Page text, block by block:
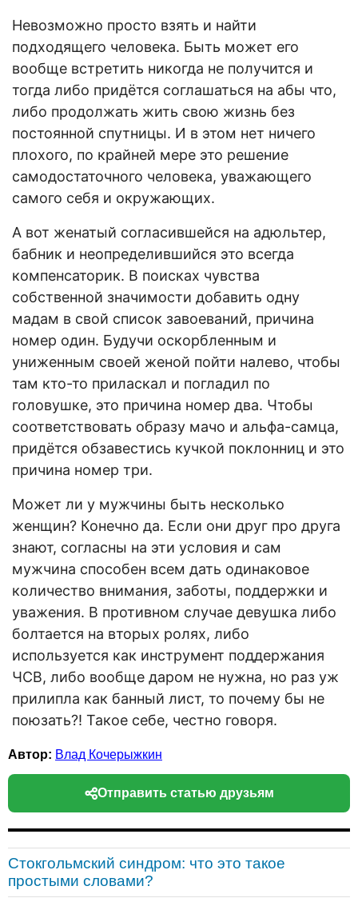
Невозможно просто взять и найти
подходящего человека. Быть может его
вообще встретить никогда не получится и
тогда либо придётся соглашаться на абы что,
либо продолжать жить свою жизнь без
постоянной спутницы. И в этом нет ничего
плохого, по крайней мере это решение
самодостаточного человека, уважающего
самого себя и окружающих.
А вот женатый согласившейся на адюльтер,
бабник и неопределившийся это всегда
компенсаторик. В поисках чувства
собственной значимости добавить одну
мадам в свой список завоеваний, причина
номер один. Будучи оскорбленным и
униженным своей женой пойти налево, чтобы
там кто-то приласкал и погладил по
головушке, это причина номер два. Чтобы
соответствовать образу мачо и альфа-самца,
придётся обзавестись кучкой поклонниц и это
причина номер три.
Может ли у мужчины быть несколько
женщин? Конечно да. Если они друг про друга
знают, согласны на эти условия и сам
мужчина способен всем дать одинаковое
количество внимания, заботы, поддержки и
уважения. В противном случае девушка либо
болтается на вторых ролях, либо
используется как инструмент поддержания
ЧСВ, либо вообще даром не нужна, но раз уж
прилипла как банный лист, то почему бы не
поюзать?! Такое себе, честно говоря.
Автор: Влад Кочерыжкин
Отправить статью друзьям
Стокгольмский синдром: что это такое
простыми словами?